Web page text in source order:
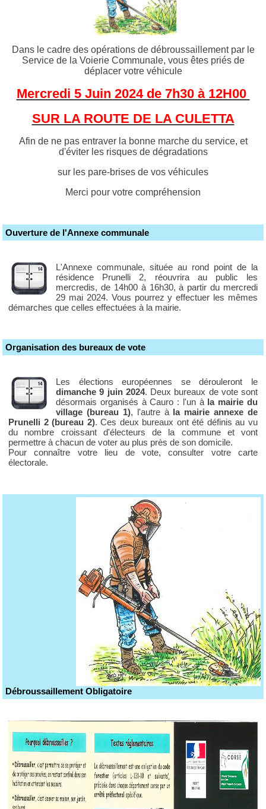
Dans le cadre des opérations de débroussaillement par le
Service de la Voierie Communale, vous êtes priés de
déplacer votre véhicule
Mercredi 5 Juin 2024 de 7h30 à 12H00
SUR LA ROUTE DE LA CULETTA
Afin de ne pas entraver la bonne marche du service, et
d'éviter les risques de dégradations
sur les pare-brises de vos véhicules
Merci pour votre compréhension
Ouverture de l'Annexe communale
L'Annexe communale, située au rond point de la
résidence Prunelli 2, réouvrira au public les
mercredis, de 14h00 à 16h30, à partir du mercredi
29 mai 2024. Vous pourrez y effectuer les mêmes
démarches que celles effectuées à la mairie.
Organisation des bureaux de vote
Les élections européennes se dérouleront le
dimanche 9 juin 2024. Deux bureaux de vote sont
désormais organisés à Cauro : l'un à la mairie du
village (bureau 1), l'autre à la mairie annexe de
Prunelli 2 (bureau 2). Ces deux bureaux ont été définis au vu
du nombre croissant d'électeurs de la commune et vont
permettre à chacun de voter au plus près de son domicile.
Pour connaître votre lieu de vote, consulter votre carte
électorale.
Débroussaillement Obligatoire